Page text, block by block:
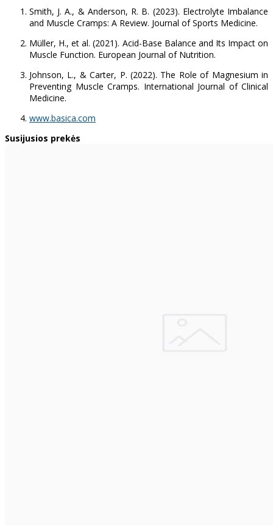
Smith, J. A., & Anderson, R. B. (2023). Electrolyte Imbalance
and Muscle Cramps: A Review. Journal of Sports Medicine.
Müller, H., et al. (2021). Acid-Base Balance and Its Impact on
Muscle Function. European Journal of Nutrition.
Johnson, L., & Carter, P. (2022). The Role of Magnesium in
Preventing Muscle Cramps. International Journal of Clinical
Medicine.
www.basica.com
Susijusios prekės